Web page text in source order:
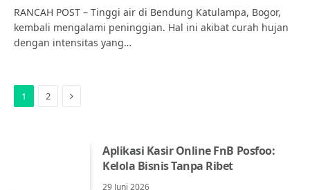
RANCAH POST – Tinggi air di Bendung Katulampa, Bogor,
kembali mengalami peninggian. Hal ini akibat curah hujan
dengan intensitas yang…
1 2 Next
Aplikasi Kasir Online FnB Posfoo:
Kelola Bisnis Tanpa Ribet
29 Juni 2026